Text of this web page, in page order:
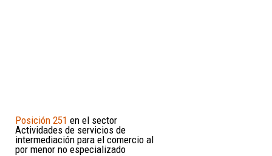
Posición 251 en el sector
Actividades de servicios de
intermediación para el comercio al
por menor no especializado